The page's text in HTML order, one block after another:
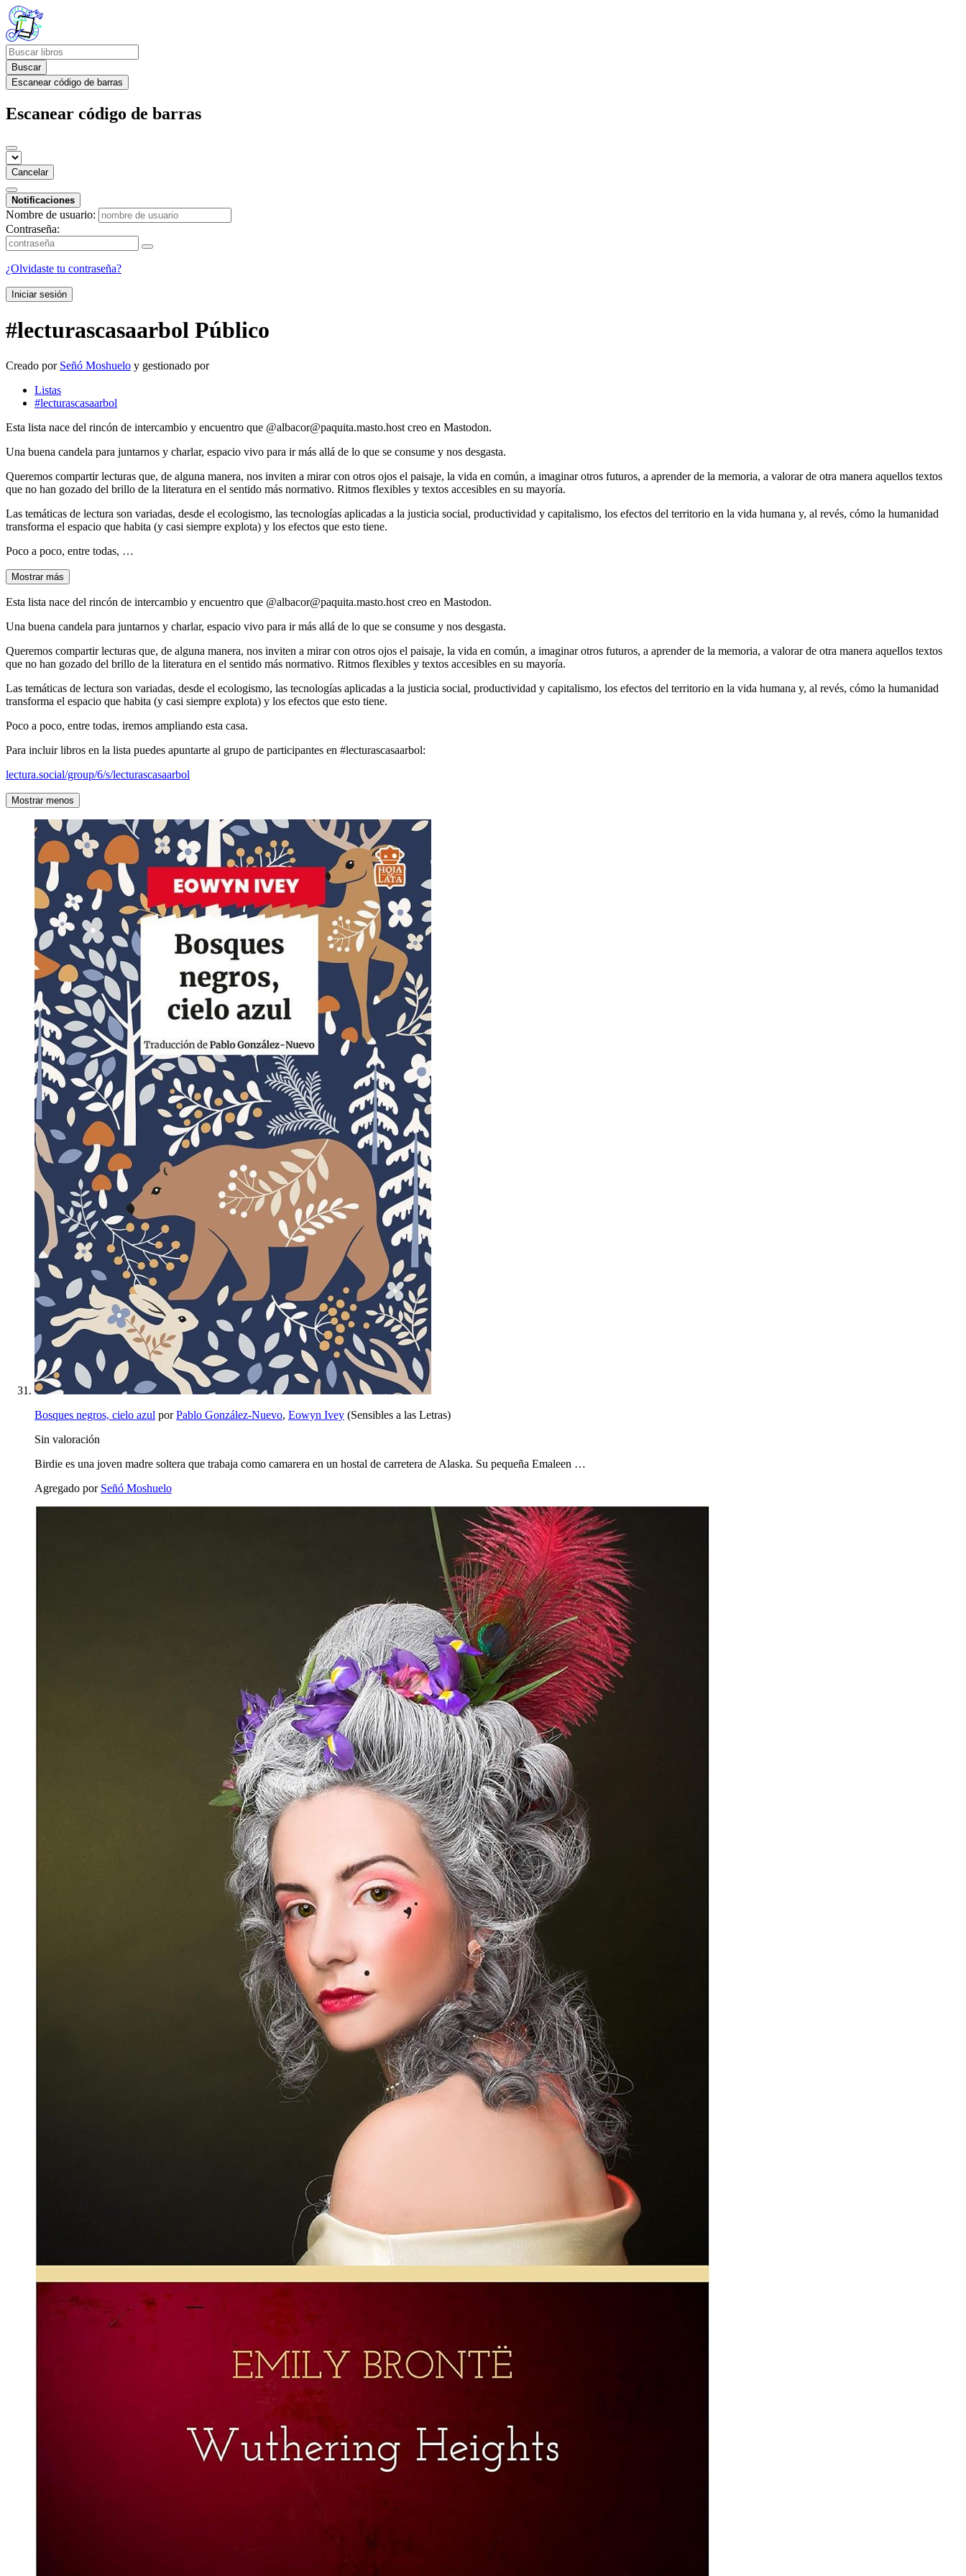
Buscar
Escanear código de barras
Escanear código de barras
Cancelar
Notificaciones
Nombre de usuario:
Contraseña:
¿Olvidaste tu contraseña?
Iniciar sesión
#lecturascasaarbol Público
Creado por Señó Moshuelo y gestionado por
Listas
#lecturascasaarbol
Esta lista nace del rincón de intercambio y encuentro que @albacor@paquita.masto.host creo en Mastodon.
Una buena candela para juntarnos y charlar, espacio vivo para ir más allá de lo que se consume y nos desgasta.
Queremos compartir lecturas que, de alguna manera, nos inviten a mirar con otros ojos el paisaje, la vida en común, a imaginar otros futuros, a aprender de la memoria, a valorar de otra manera aquellos textos
que no han gozado del brillo de la literatura en el sentido más normativo. Ritmos flexibles y textos accesibles en su mayoría.
Las temáticas de lectura son variadas, desde el ecologismo, las tecnologías aplicadas a la justicia social, productividad y capitalismo, los efectos del territorio en la vida humana y, al revés, cómo la humanidad
transforma el espacio que habita (y casi siempre explota) y los efectos que esto tiene.
Poco a poco, entre todas, …
Mostrar más
Esta lista nace del rincón de intercambio y encuentro que @albacor@paquita.masto.host creo en Mastodon.
Una buena candela para juntarnos y charlar, espacio vivo para ir más allá de lo que se consume y nos desgasta.
Queremos compartir lecturas que, de alguna manera, nos inviten a mirar con otros ojos el paisaje, la vida en común, a imaginar otros futuros, a aprender de la memoria, a valorar de otra manera aquellos textos
que no han gozado del brillo de la literatura en el sentido más normativo. Ritmos flexibles y textos accesibles en su mayoría.
Las temáticas de lectura son variadas, desde el ecologismo, las tecnologías aplicadas a la justicia social, productividad y capitalismo, los efectos del territorio en la vida humana y, al revés, cómo la humanidad
transforma el espacio que habita (y casi siempre explota) y los efectos que esto tiene.
Poco a poco, entre todas, iremos ampliando esta casa.
Para incluir libros en la lista puedes apuntarte al grupo de participantes en #lecturascasaarbol:
lectura.social/group/6/s/lecturascasaarbol
Mostrar menos
Bosques negros, cielo azul porPablo González-Nuevo, Eowyn Ivey (Sensibles a las Letras)
Sin valoración
Birdie es una joven madre soltera que trabaja como camarera en un hostal de carretera de Alaska. Su pequeña Emaleen …
Agregado por Señó Moshuelo